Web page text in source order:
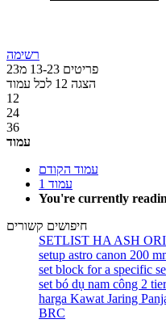
רשימה
פריטים
13-23 מ23
הצגה 12 לכל עמוד
12
24
36
עמוד
עמוד הקודם
עמוד 1
You're currently
חיפושים קשורים
SETLIST HA ASH
setup astro canon 200
set block for a specific
set bó dụ nam công 2
harga Kawat Jaring
BRC